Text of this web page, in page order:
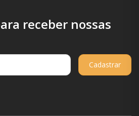
receber nossas
Cadastrar